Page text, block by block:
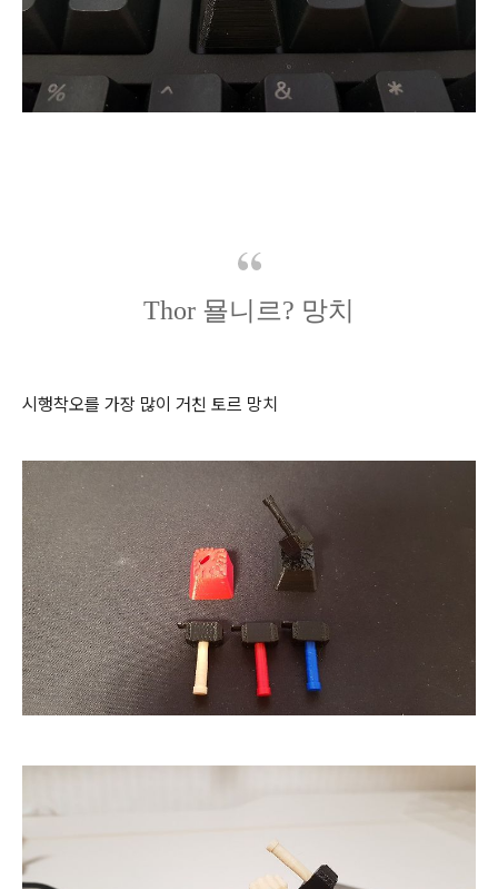
Thor 묠니르? 망치
시행착오를 가장 많이 거친 토르 망치